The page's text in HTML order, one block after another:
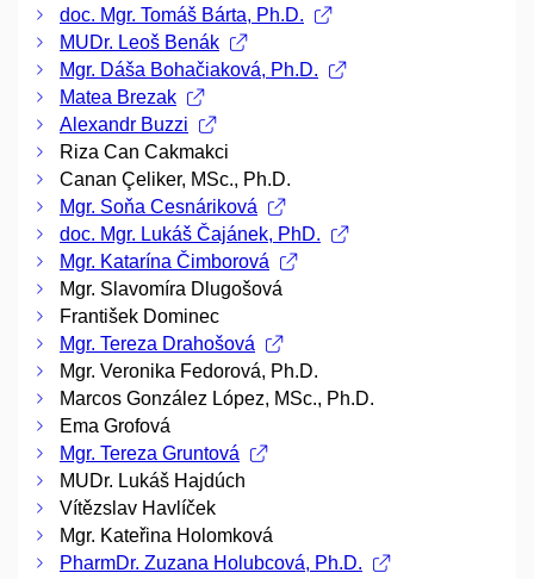
doc. Mgr. Tomáš Bárta, Ph.D.
MUDr. Leoš Benák
Mgr. Dáša Bohačiaková, Ph.D.
Matea Brezak
Alexandr Buzzi
Riza Can Cakmakci
Canan Çeliker, MSc., Ph.D.
Mgr. Soňa Cesnáriková
doc. Mgr. Lukáš Čajánek, PhD.
Mgr. Katarína Čimborová
Mgr. Slavomíra Dlugošová
František Dominec
Mgr. Tereza Drahošová
Mgr. Veronika Fedorová, Ph.D.
Marcos González López, MSc., Ph.D.
Ema Grofová
Mgr. Tereza Gruntová
MUDr. Lukáš Hajdúch
Vítězslav Havlíček
Mgr. Kateřina Holomková
PharmDr. Zuzana Holubcová, Ph.D.